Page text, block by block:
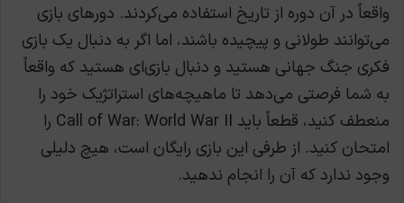
واقعاً در آن دوره از تاریخ استفاده می‌کردند. دورهای بازی
می‌توانند طولانی و پیچیده باشند، اما اگر به دنبال یک بازی
فکری جنگ جهانی هستید و دنبال بازی‌ای هستید که واقعاً
به شما فرصتی می‌دهد تا ماهیچه‌های استراتژیک خود را
منعطف کنید، قطعاً باید Call of War: World War II را
امتحان کنید. از طرفی این بازی رایگان است، هیچ دلیلی
وجود ندارد که آن را انجام ندهید.